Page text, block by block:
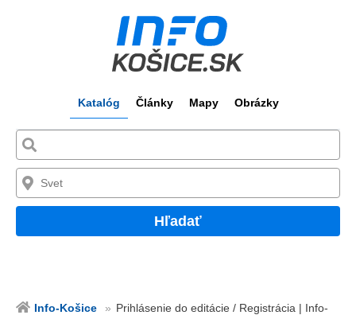
Katalóg Články Mapy Obrázky
Hľadať
Info-Košice
Prihlásenie do editácie / Registrácia | Info-